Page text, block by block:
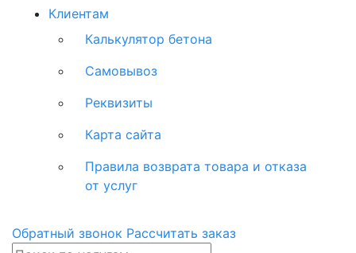
Клиентам
Калькулятор бетона
Самовывоз
Реквизиты
Карта сайта
Правила возврата товара и отказа
от услуг
Обратный звонок Рассчитать заказ